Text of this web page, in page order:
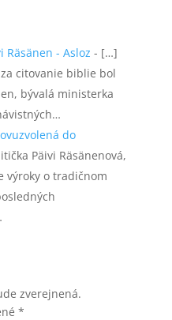
- Asloz - […]
citovanie biblie bol
bývalá ministerka
do
Päivi Räsänenová,
výroky o tradičnom
zverejnená.
*